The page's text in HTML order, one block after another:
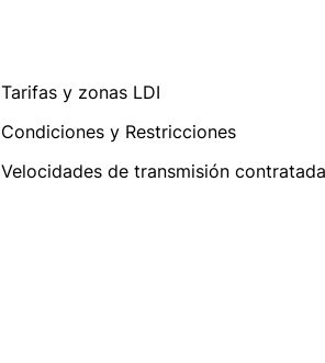
Tarifas y zonas LDI
Condiciones y Restricciones
Velocidades de transmisión